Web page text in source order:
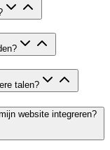
talen?
website integreren?